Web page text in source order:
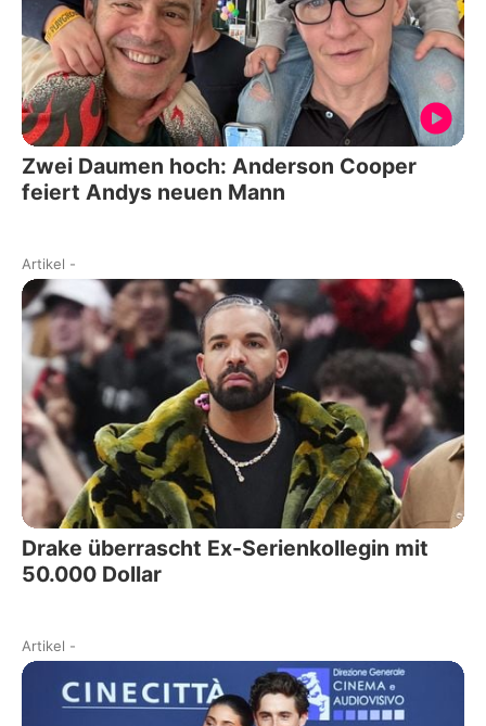
Zwei Daumen hoch: Anderson Cooper
feiert Andys neuen Mann
Artikel -
Drake überrascht Ex-Serienkollegin mit
50.000 Dollar
Artikel -